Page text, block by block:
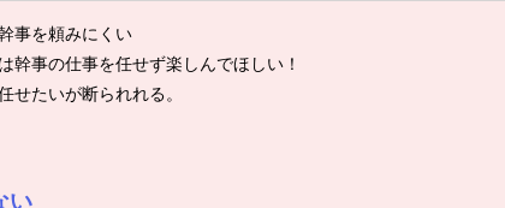
事を頼みにくい
幹事の仕事を任せず楽しんでほしい！
せたいが断られれる。
い